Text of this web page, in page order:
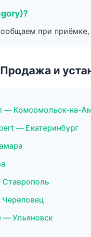
при
и
— Комсомольск-на-
— Екатеринбург
Ставрополь
— Ульяновск